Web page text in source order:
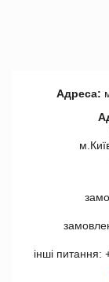
Адреса:
інші